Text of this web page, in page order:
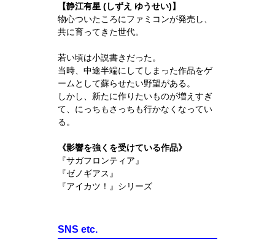
【静江有星 (しずえ ゆうせい)】
物心ついたころにファミコンが発売し、
共に育ってきた世代。
若い頃は小説書きだった。
当時、中途半端にしてしまった作品をゲ
ームとして蘇らせたい野望がある。
しかし、新たに作りたいものが増えすぎ
て、にっちもさっちも行かなくなってい
る。
《影響を強くを受けている作品》
『サガフロンティア』
『ゼノギアス』
『アイカツ！』シリーズ
SNS etc.